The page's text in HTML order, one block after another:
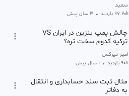
سعید
97.20k بازدید • 3 سال پیش
چالش پمپ بنزین در ایران VS
ترکیه کدوم سخت تره؟
امیر تیرکس
908 بازدید • 1 سال پیش
مثال ثبت سند حسابداری و انتقال
به دفاتر